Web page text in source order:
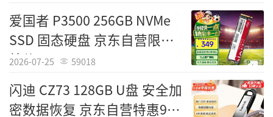
爱国者 P3500 256GB NVMe
SSD 固态硬盘 京东自营限时
特价349元
2026-07-25 59018
闪迪 CZ73 128GB U盘 安全加
密数据恢复 京东自营特惠99